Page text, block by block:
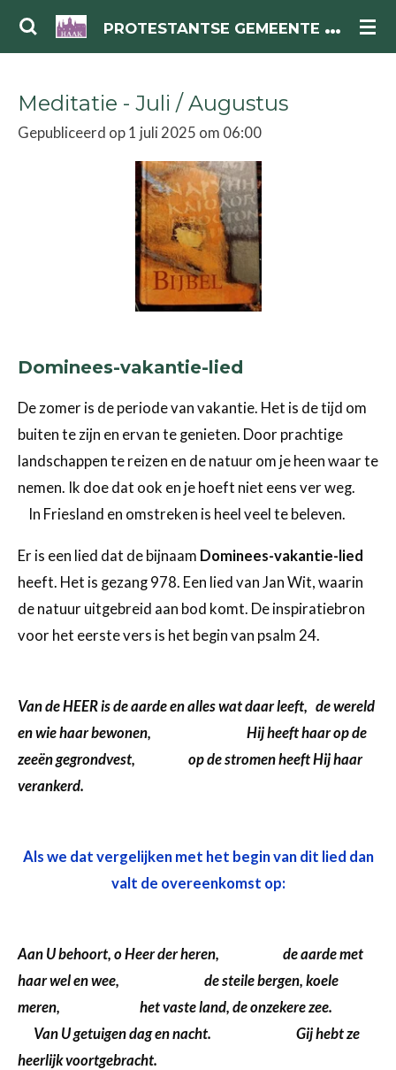
Ga
de
hoofdinhoud
P
ROTESTANTSE GEMEENTE HAAK
Meditatie - Juli / Augustus
Gepubliceerd op 1 juli 2025 om 06:00
Dominees-vakantie-lied
De zomer is de periode van vakantie. Het is de tijd om
buiten te zijn en ervan te genieten. Door prachtige
landschappen te reizen en de natuur om je heen waar te
nemen. Ik doe dat ook en je hoeft niet eens ver weg.
In Friesland en omstreken is heel veel te beleven.
Er is een lied dat de bijnaam Dominees-vakantie-lied
heeft. Het is gezang 978. Een lied van Jan Wit, waarin
de natuur uitgebreid aan bod komt. De inspiratiebron
voor het eerste vers is het begin van psalm 24.
Van de HEER is de aarde en alles wat daar leeft, de wereld
en wie haar bewonen, Hij heeft haar op de
zeeën gegrondvest, op de stromen heeft Hij haar
verankerd.
Als we dat vergelijken met het begin van dit lied dan
valt de overeenkomst op:
Aan U behoort, o Heer der heren, de aarde met
haar wel en wee, de steile bergen, koele
meren, het vaste land, de onzekere zee.
Van U getuigen dag en nacht. Gij hebt ze
heerlijk voortgebracht.